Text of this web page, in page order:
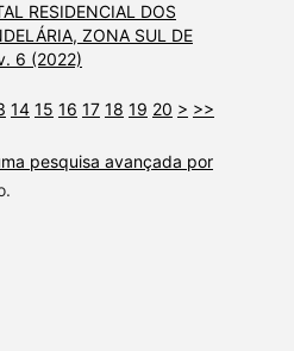
RESIDENCIAL DOS
ZONA SUL DE
6 (2022)
14 15 16 17 18 19 20 > >>
pesquisa avançada por